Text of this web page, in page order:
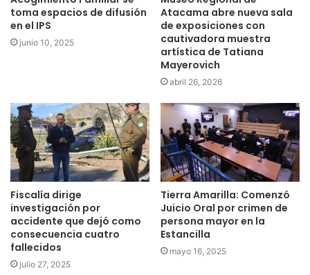
toma espacios de difusión
en el IPS
junio 10, 2025
Atacama abre nueva sala
de exposiciones con
cautivadora muestra
artística de Tatiana
Mayerovich
abril 26, 2026
Fiscalía dirige
investigación por
accidente que dejó como
consecuencia cuatro
fallecidos
julio 27, 2025
Tierra Amarilla: Comenzó
Juicio Oral por crimen de
persona mayor en la
Estancilla
mayo 16, 2025